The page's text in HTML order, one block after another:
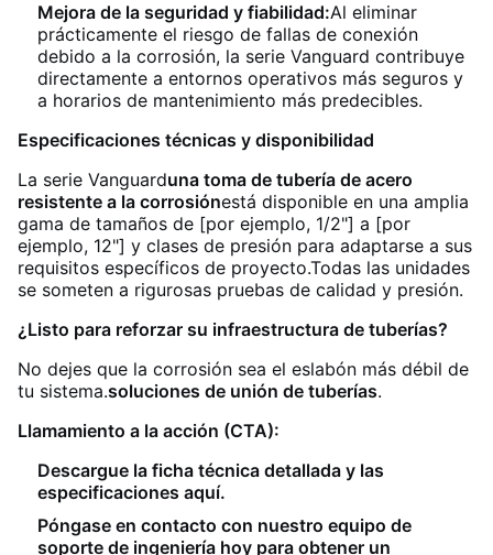
Mejora de la seguridad y fiabilidad:Al eliminar
prácticamente el riesgo de fallas de conexión
debido a la corrosión, la serie Vanguard contribuye
directamente a entornos operativos más seguros y
a horarios de mantenimiento más predecibles.
Especificaciones técnicas y disponibilidad
La serie Vanguarduna toma de tubería de acero
resistente a la corrosiónestá disponible en una amplia
gama de tamaños de [por ejemplo, 1/2"] a [por
ejemplo, 12"] y clases de presión para adaptarse a sus
requisitos específicos de proyecto.Todas las unidades
se someten a rigurosas pruebas de calidad y presión.
¿Listo para reforzar su infraestructura de tuberías?
No dejes que la corrosión sea el eslabón más débil de
tu sistema.soluciones de unión de tuberías.
Llamamiento a la acción (CTA):
Descargue la ficha técnica detallada y las
especificaciones aquí.
Póngase en contacto con nuestro equipo de
soporte de ingeniería hoy para obtener un